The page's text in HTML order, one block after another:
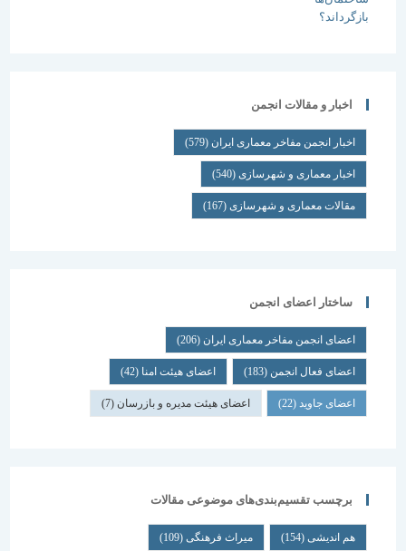
اخبار و مقالات انجمن
اخبار انجمن مفاخر معماری ایران (579)
اخبار معماری و شهرسازی(540)
مقالات معماری و شهرسازی(167)
ساختار اعضای انجمن
اعضای انجمن مفاخر معماری ایران (206)
اعضای فعال انجمن(183) اعضای هیئت امنا(42)
اعضای جاوید(22) اعضای هیئت مدیره و بازرسان(7)
برچسب تقسیم‌بندی‌های موضوعی مقالات
هم اندیشی (154) میراث فرهنگی (109)